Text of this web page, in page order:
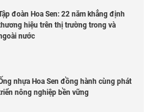
đoàn Hoa Sen: 22 năm khẳng định
hiệu trên thị trường trong và
nước
nhựa Hoa Sen đồng hành cùng phát
nông nghiệp bền vững